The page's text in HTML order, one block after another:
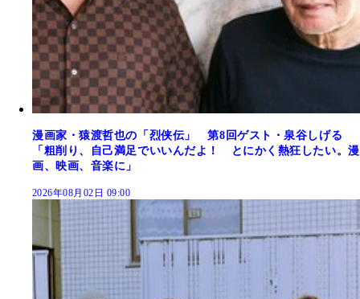
漫画家・猿渡哲也の「烈侠伝」 第8回ゲスト・泉谷しげる
「粗削り、自己満足でいいんだよ！ とにかく熱狂したい。漫
画、映画、音楽に」
2026年08月02日 09:00